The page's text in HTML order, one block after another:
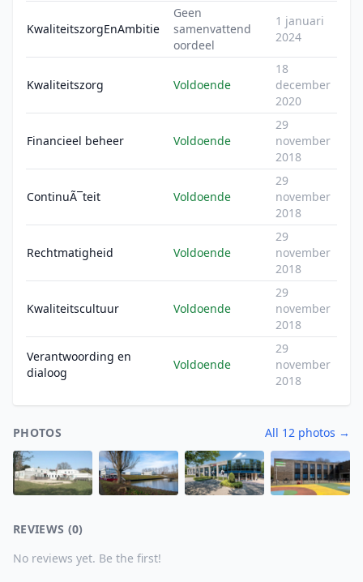
KwaliteitszorgEnAmbitie
Geen
samenvattend
oordeel
1 januari
2024
Kwaliteitszorg Voldoende
18
december
2020
Financieel beheer Voldoende
29
november
2018
ContinuÃ¯teit Voldoende
29
november
2018
Rechtmatigheid Voldoende
29
november
2018
Kwaliteitscultuur Voldoende
29
november
2018
Verantwoording en
dialoog
Voldoende
29
november
2018
PHOTOS All 12 photos →
REVIEWS (0)
No reviews yet. Be the first!